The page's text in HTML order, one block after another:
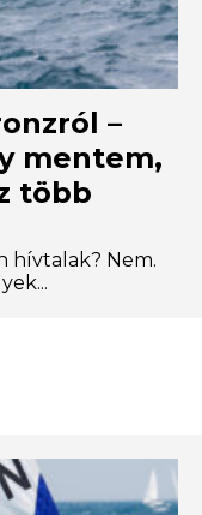
–
mentem,
több
hívtalak? Nem.